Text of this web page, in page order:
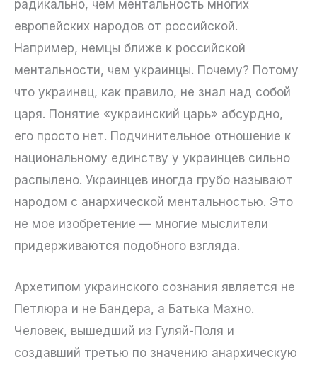
радикально, чем ментальность многих
европейских народов от российской.
Например, немцы ближе к российской
ментальности, чем украинцы. Почему? Потому
что украинец, как правило, не знал над собой
царя. Понятие «украинский царь» абсурдно,
его просто нет. Подчинительное отношение к
национальному единству у украинцев сильно
распылено. Украинцев иногда грубо называют
народом с анархической ментальностью. Это
не мое изобретение — многие мыслители
придерживаются подобного взгляда.
Архетипом украинского сознания является не
Петлюра и не Бандера, а Батька Махно.
Человек, вышедший из Гуляй-Поля и
создавший третью по значению анархическую